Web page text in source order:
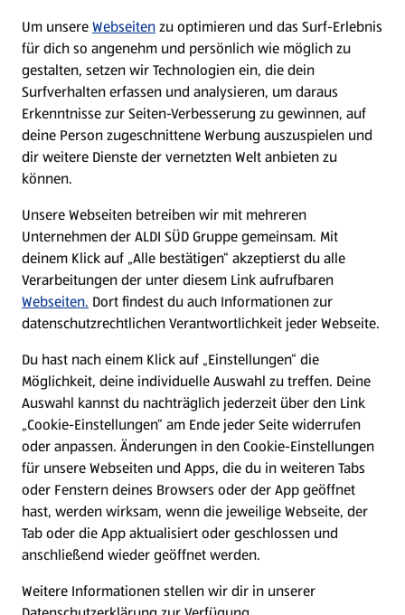
WhatsApp
Über ALDI SÜD
Filialen
Nachhaltigkeit
Karriere
Presse
Hilfe & Kontakt
(öffnet in einem neuen Tab)
Unternehmen
Folge uns hier:
Um unsereWebseitenzu optimieren und das Surf-Erlebnis
für dich so angenehm und persönlich wie möglich zu
gestalten, setzen wir Technologien ein, die dein
Surfverhalten erfassen und analysieren, um daraus
Erkenntnisse zur Seiten-Verbesserung zu gewinnen, auf
deine Person zugeschnittene Werbung auszuspielen und
dir weitere Dienste der vernetzten Welt anbieten zu
können.
Unsere Webseiten betreiben wir mit mehreren
Unternehmen der ALDI SÜD Gruppe gemeinsam. Mit
deinem Klick auf „Alle bestätigen“ akzeptierst du alle
Verarbeitungen der unter diesem Link aufrufbaren
Webseiten. Dort findest du auch Informationen zur
datenschutzrechtlichen Verantwortlichkeit jeder Webseite.
Du hast nach einem Klick auf „Einstellungen“ die
Möglichkeit, deine individuelle Auswahl zu treffen. Deine
Auswahl kannst du nachträglich jederzeit über den Link
„Cookie-Einstellungen“ am Ende jeder Seite widerrufen
oder anpassen. Änderungen in den Cookie-Einstellungen
für unsere Webseiten und Apps, die du in weiteren Tabs
oder Fenstern deines Browsers oder der App geöffnet
hast, werden wirksam, wenn die jeweilige Webseite, der
Tab oder die App aktualisiert oder geschlossen und
anschließend wieder geöffnet werden.
Weitere Informationen stellen wir dir in unserer